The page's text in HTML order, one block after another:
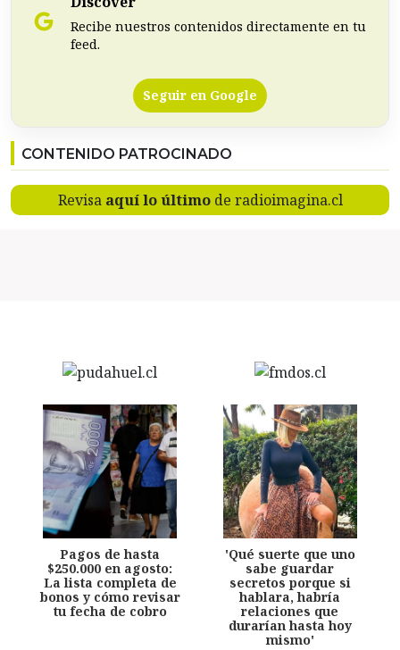
Recibe nuestros contenidos directamente en tu
feed.
Seguir en Google
CONTENIDO PATROCINADO
Revisa aquí lo últimode radioimagina.cl
Pagos de hasta
$250.000 en agosto:
La lista completa de
bonos y cómo revisar
tu fecha de cobro
'Qué suerte que uno
sabe guardar
secretos porque si
hablara, habría
relaciones que
durarían hasta hoy
mismo'